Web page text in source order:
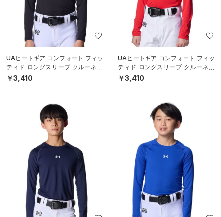
UAヒートギア コンフォート フィッ
ティド ロングスリーブ クルーネッ
ク シャツ（ベースボール/BOYS）
￥3,410
UAヒートギア コンフォート フィッ
ティド ロングスリーブ クルーネッ
ク シャツ（ベースボール/BOYS）
￥3,410